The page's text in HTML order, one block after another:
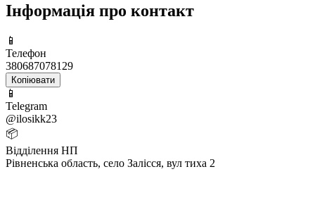
Інформація про контакт
📱
Телефон
380687078129
Копіювати
📱
Telegram
@ilosikk23
📦
Відділення НП
Рівненська область, село Залісся, вул тиха 2